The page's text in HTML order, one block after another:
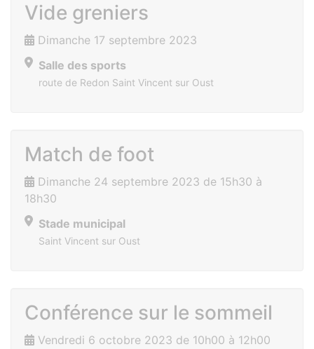
Vide greniers
Dimanche 17 septembre 2023
Salle des sports
route de Redon Saint Vincent sur Oust
Match de foot
Dimanche 24 septembre 2023 de 15h30 à
18h30
Stade municipal
Saint Vincent sur Oust
Conférence sur le sommeil
Vendredi 6 octobre 2023 de 10h00 à 12h00